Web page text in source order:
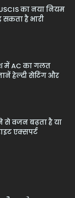
का नया नियम
है भारी
में AC का गलत
हेल्दी सेटिंग और
से वजन बढ़ता है या
एक्सपर्ट